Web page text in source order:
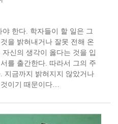
한다. 학자들이 할 일은 그
을 밝혀내거나 잘못 전해 온
신의 생각이 옳다는 것을 입
를 출간한다. 따라서 그의 주
지금까지 밝혀지지 않았거나
이기 때문이다…